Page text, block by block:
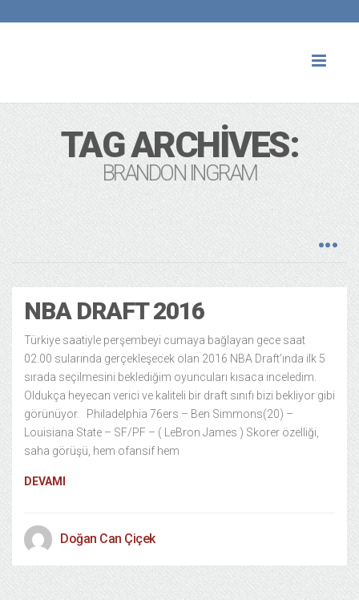
TAG ARCHIVES:
BRANDON INGRAM
NBA DRAFT 2016
Türkiye saatiyle perşembeyi cumaya bağlayan gece saat
02.00 sularında gerçekleşecek olan 2016 NBA Draft’ında ilk 5
sırada seçilmesini beklediğim oyuncuları kısaca inceledim.
Oldukça heyecan verici ve kaliteli bir draft sınıfı bizi bekliyor gibi
görünüyor. Philadelphia 76ers – Ben Simmons(20) –
Louisiana State – SF/PF – ( LeBron James ) Skorer özelliği,
saha görüşü, hem ofansif hem
DEVAMI
Doğan Can Çiçek